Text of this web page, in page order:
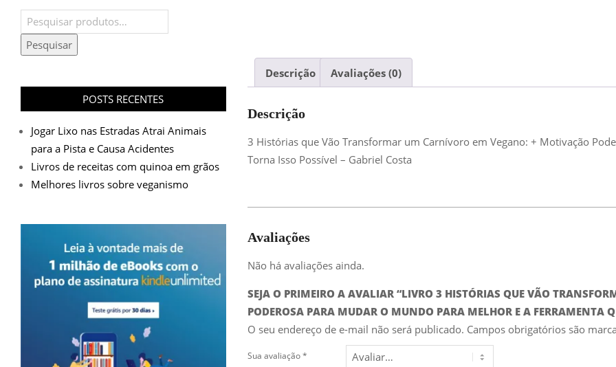
Descrição Avaliações (0)
Descrição
3 Histórias que Vão Transformar um Carnívoro em Vegano: + Motivação
Torna Isso Possível – Gabriel Costa
Avaliações
Não há avaliações ainda.
SEJA O PRIMEIRO A AVALIAR “LIVRO 3 HISTÓRIAS QUE VÃO
PODEROSA PARA MUDAR O MUNDO PARA MELHOR E A FERRAMENTA
O seu endereço de e-mail não será publicado. Campos obrigatórios são
Sua avaliação*
Pesquisar
por:
Pesquisar
POSTS RECENTES
Jogar Lixo nas Estradas Atrai Animais
para a Pista e Causa Acidentes
Livros de receitas com quinoa em grãos
Melhores livros sobre veganismo